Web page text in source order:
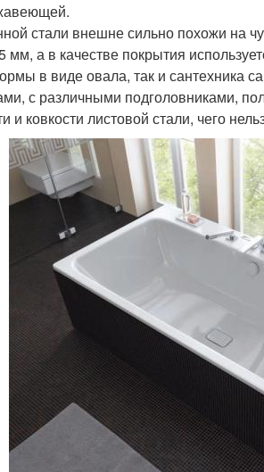
стали внешне сильно похожи на
мм, а в качестве покрытия
в виде овала, так и сантехника
с различными подголовниками,
и ковкости листовой стали, чего